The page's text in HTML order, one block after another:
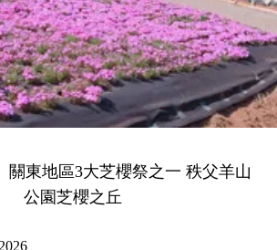
關東地區3大芝櫻祭之一 秩父羊山
公園芝櫻之丘